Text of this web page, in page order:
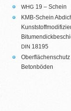
WHG 19 – Schein
KMB-Schein
DIN 18195
Betonböden